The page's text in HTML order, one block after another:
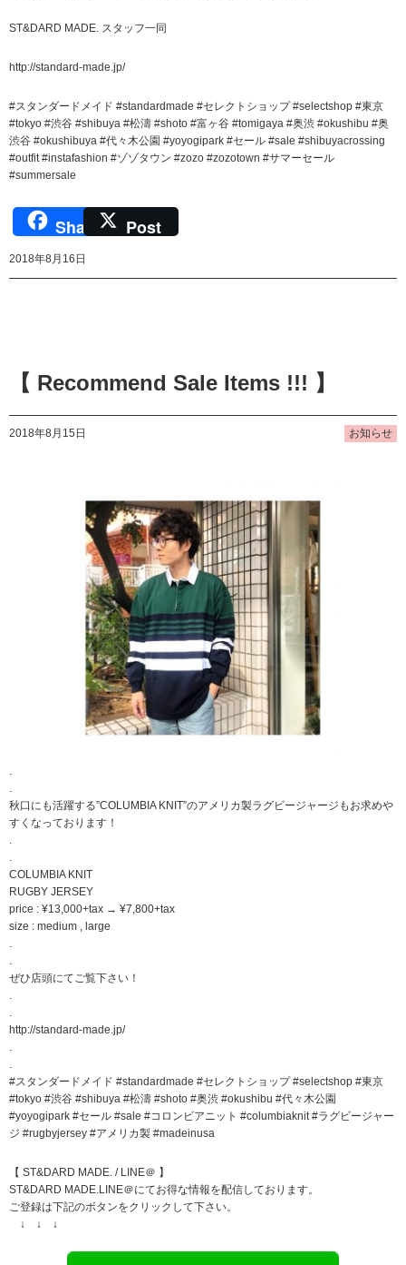
ST&DARD MADE. スタッフ一同
http://standard-made.jp/
#スタンダードメイド #standardmade #セレクトショップ #selectshop #東京
#tokyo #渋谷 #shibuya #松濤 #shoto #富ヶ谷 #tomigaya #奥渋 #okushibu #奥
渋谷 #okushibuya #代々木公園 #yoyogipark #セール #sale #shibuyacrossing
#outfit #instafashion #ゾゾタウン #zozo #zozotown #サマーセール
#summersale
Share Post
2018年8月16日
【 Recommend Sale Items !!! 】
2018年8月15日 お知らせ
.
.
秋口にも活躍する”COLUMBIA KNIT”のアメリカ製ラグビージャージもお求めや
すくなっております！
.
.
COLUMBIA KNIT
RUGBY JERSEY
price : ¥13,000+tax → ¥7,800+tax
size : medium , large
.
.
ぜひ店頭にてご覧下さい！
.
.
http://standard-made.jp/
.
.
#スタンダードメイド #standardmade #セレクトショップ #selectshop #東京
#tokyo #渋谷 #shibuya #松濤 #shoto #奥渋 #okushibu #代々木公園
#yoyogipark #セール #sale #コロンビアニット #columbiaknit #ラグビージャー
ジ #rugbyjersey #アメリカ製 #madeinusa
【 ST&DARD MADE. / LINE＠ 】
ST&DARD MADE.LINE＠にてお得な情報を配信しております。
ご登録は下記のボタンをクリックして下さい。
↓ ↓ ↓